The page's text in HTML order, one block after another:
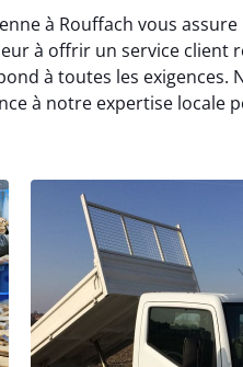
à Rouffach vous
à offrir un service client
à toutes les exigences.
à notre expertise locale